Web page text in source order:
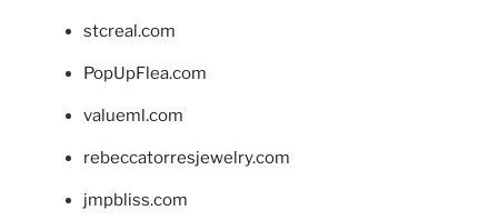
stcreal.com
PopUpFlea.com
valueml.com
rebeccatorresjewelry.com
jmpbliss.com